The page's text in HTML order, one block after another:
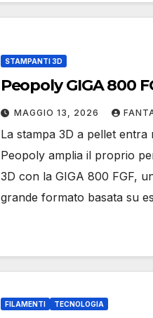
STAMPANTI 3D
Peopoly GIGA 800
MAGGIO 13, 2026
La stampa 3D a pellet
Peopoly amplia il proprio
3D con la GIGA 800 FGF,
grande formato basata su
FILAMENTI TECNOLOGIA